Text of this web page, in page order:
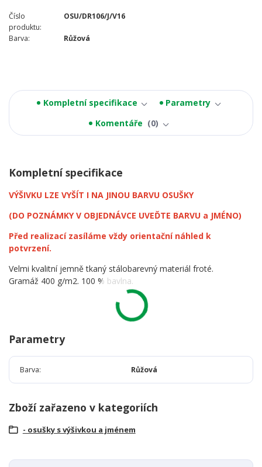
Číslo
produktu:
OSU/DR106/J/V16
Barva: Růžová
Kompletní specifikace
Parametry
Komentáře
0
Kompletní specifikace
VÝŠIVKU LZE VYŠÍT I NA JINOU BARVU OSUŠKY
(DO POZNÁMKY V OBJEDNÁVCE UVEĎTE BARVU a JMÉNO)
Před realizací zasíláme vždy orientační náhled k
potvrzení.
Velmi kvalitní jemně tkaný stálobarevný materiál froté.
Gramáž 400 g/m2. 100 % bavlna.
Parametry
Barva Růžová
Zboží zařazeno v kategoriích
- osušky s výšivkou a jménem